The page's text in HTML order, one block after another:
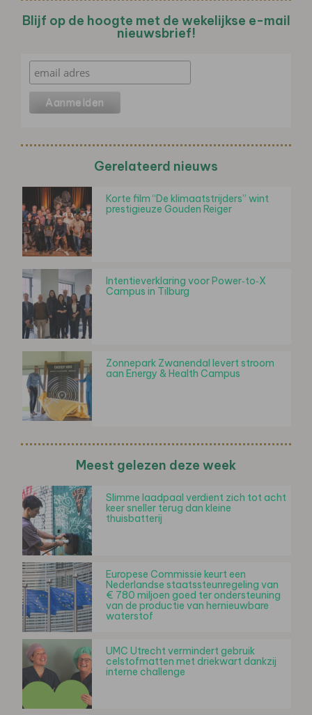
Blijf op de hoogte met de wekelijkse e-mail
nieuwsbrief!
Gerelateerd nieuws
Korte film “De klimaatstrijders” wint
prestigieuze Gouden Reiger
Intentieverklaring voor Power‑to‑X
Campus in Tilburg
Zonnepark Zwanendal levert stroom
aan Energy & Health Campus
Meest gelezen deze week
Slimme laadpaal verdient zich tot acht
keer sneller terug dan kleine
thuisbatterij
Europese Commissie keurt een
Nederlandse staatssteunregeling van
€ 780 miljoen goed ter ondersteuning
van de productie van hernieuwbare
waterstof
UMC Utrecht vermindert gebruik
celstofmatten met driekwart dankzij
interne challenge